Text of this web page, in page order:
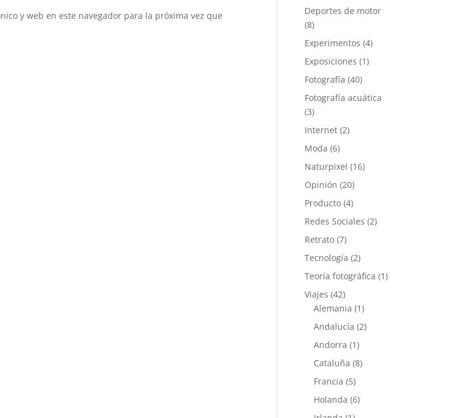
y web en este navegador para la próxima vez que
Deportes de motor
(8)
Experimentos (4)
Exposiciones (1)
Fotografía (40)
Fotografía acuática
(3)
Internet (2)
Moda (6)
Naturpixel (16)
Opinión (20)
Producto (4)
Redes Sociales (2)
Retrato (7)
Tecnología (2)
Teoría fotográfica (1)
Viajes (42)
Alemania (1)
Andalucía (2)
Andorra (1)
Cataluña (8)
Francia (5)
Holanda (6)